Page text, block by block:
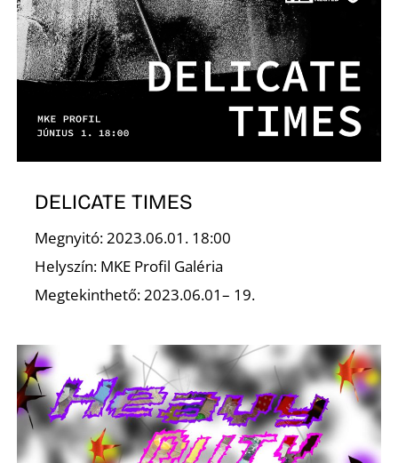
DELICATE TIMES
Megnyitó: 2023.06.01. 18:00
Helyszín: MKE Profil Galéria
Megtekinthető: 2023.06.01– 19.